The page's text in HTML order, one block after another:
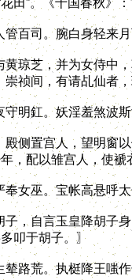
田”。《十国春秋》
司。腕白身轻来月
芝，并为女侍中，
祯间，有请乩仙者
釭。妖淫羞煞波斯
置宫人，望明窗以
，配以雏宫人，使
巫。宝帐高悬呼太
自言玉皇降胡子身
叩于胡子。〗
荒。执梃降王嗤作